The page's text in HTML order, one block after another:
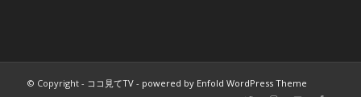
© Copyright - ココ見てTV- powered by Enfold WordPress Theme